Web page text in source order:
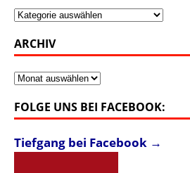
Kategorien
ARCHIV
Archiv
FOLGE UNS BEI FACEBOOK:
Tiefgang bei Facebook →